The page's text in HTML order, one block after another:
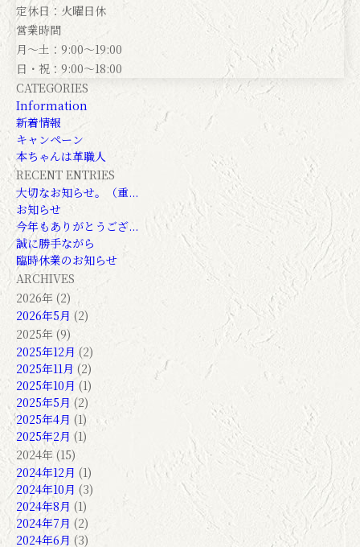
定休日：火曜日休
営業時間
月～土：9:00～19:00
日・祝：9:00～18:00
CATEGORIES
Information
新着情報
キャンペーン
本ちゃんは革職人
RECENT ENTRIES
大切なお知らせ。（重...
お知らせ
今年もありがとうござ...
誠に勝手ながら
臨時休業のお知らせ
ARCHIVES
2026年 (2)
2026年5月 (2)
2025年 (9)
2025年12月 (2)
2025年11月 (2)
2025年10月 (1)
2025年5月 (2)
2025年4月 (1)
2025年2月 (1)
2024年 (15)
2024年12月 (1)
2024年10月 (3)
2024年8月 (1)
2024年7月 (2)
2024年6月 (3)